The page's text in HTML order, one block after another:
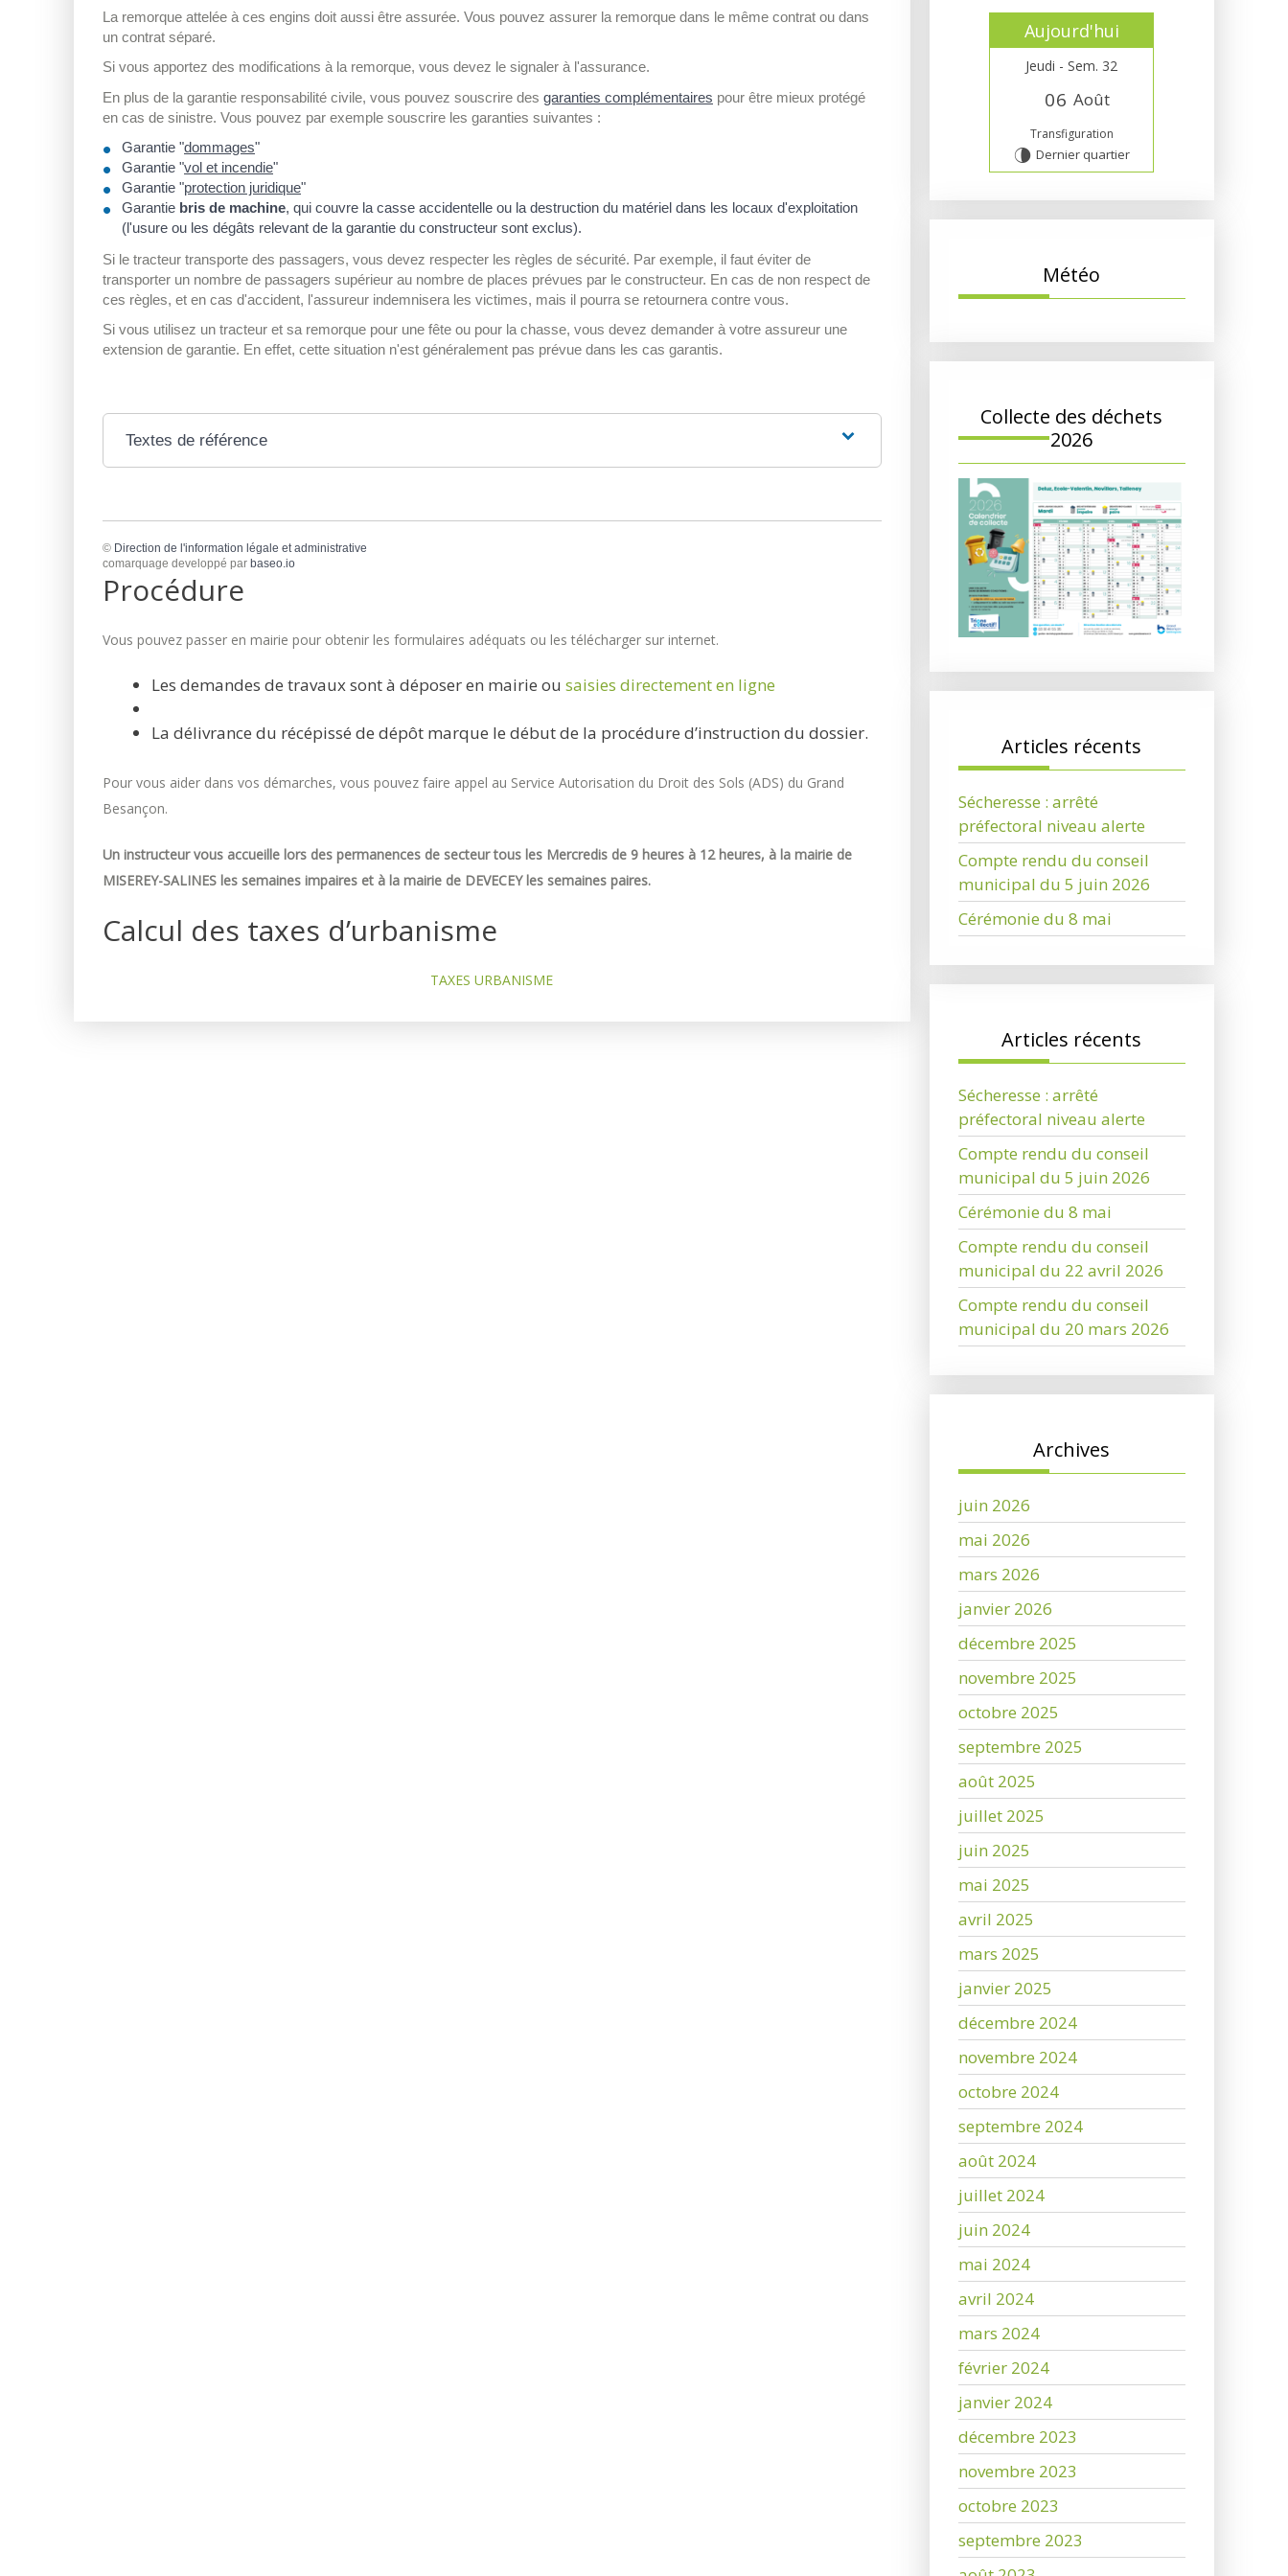
La remorque attelée à ces engins doit aussi être assurée. Vous pouvez assurer la remorque dans le même contrat ou dans
un contrat séparé.
Si vous apportez des modifications à la remorque, vous devez le signaler à l'assurance.
En plus de la garantie responsabilité civile, vous pouvez souscrire des garanties complémentaires pour être mieux protégé
en cas de sinistre. Vous pouvez par exemple souscrire les garanties suivantes :
Garantie "dommages"
Garantie "vol et incendie"
Garantie "protection juridique"
Garantie bris de machine, qui couvre la casse accidentelle ou la destruction du matériel dans les locaux d'exploitation
(l'usure ou les dégâts relevant de la garantie du constructeur sont exclus).
Si le tracteur transporte des passagers, vous devez respecter les règles de sécurité. Par exemple, il faut éviter de
transporter un nombre de passagers supérieur au nombre de places prévues par le constructeur. En cas de non respect de
ces règles, et en cas d'accident, l'assureur indemnisera les victimes, mais il pourra se retournera contre vous.
Si vous utilisez un tracteur et sa remorque pour une fête ou pour la chasse, vous devez demander à votre assureur une
extension de garantie. En effet, cette situation n'est généralement pas prévue dans les cas garantis.
Textes de référence
© Direction de l'information légale et administrative
comarquage developpé par baseo.io
Procédure
Vous pouvez passer en mairie pour obtenir les formulaires adéquats ou les télécharger sur internet.
Les demandes de travaux sont à déposer en mairie ou saisies directement en ligne
La délivrance du récépissé de dépôt marque le début de la procédure d’instruction du dossier.
Pour vous aider dans vos démarches, vous pouvez faire appel au Service Autorisation du Droit des Sols (ADS) du Grand
Besançon.
Un instructeur vous accueille lors des permanences de secteur tous les Mercredis de 9 heures à 12 heures, à la mairie de
MISEREY-SALINES les semaines impaires et à la mairie de DEVECEY les semaines paires.
Calcul des taxes d’urbanisme
TAXES URBANISME
Aujourd'hui
Jeudi - Sem. 32
06 Août
Transfiguration
U Dernier quartier
Météo
Collecte des déchets
2026
Articles récents
Sécheresse : arrêté
préfectoral niveau alerte
Compte rendu du conseil
municipal du 5 juin 2026
Cérémonie du 8 mai
Articles récents
Sécheresse : arrêté
préfectoral niveau alerte
Compte rendu du conseil
municipal du 5 juin 2026
Cérémonie du 8 mai
Compte rendu du conseil
municipal du 22 avril 2026
Compte rendu du conseil
municipal du 20 mars 2026
Archives
juin 2026
mai 2026
mars 2026
janvier 2026
décembre 2025
novembre 2025
octobre 2025
septembre 2025
août 2025
juillet 2025
juin 2025
mai 2025
avril 2025
mars 2025
janvier 2025
décembre 2024
novembre 2024
octobre 2024
septembre 2024
août 2024
juillet 2024
juin 2024
mai 2024
avril 2024
mars 2024
février 2024
janvier 2024
décembre 2023
novembre 2023
octobre 2023
septembre 2023